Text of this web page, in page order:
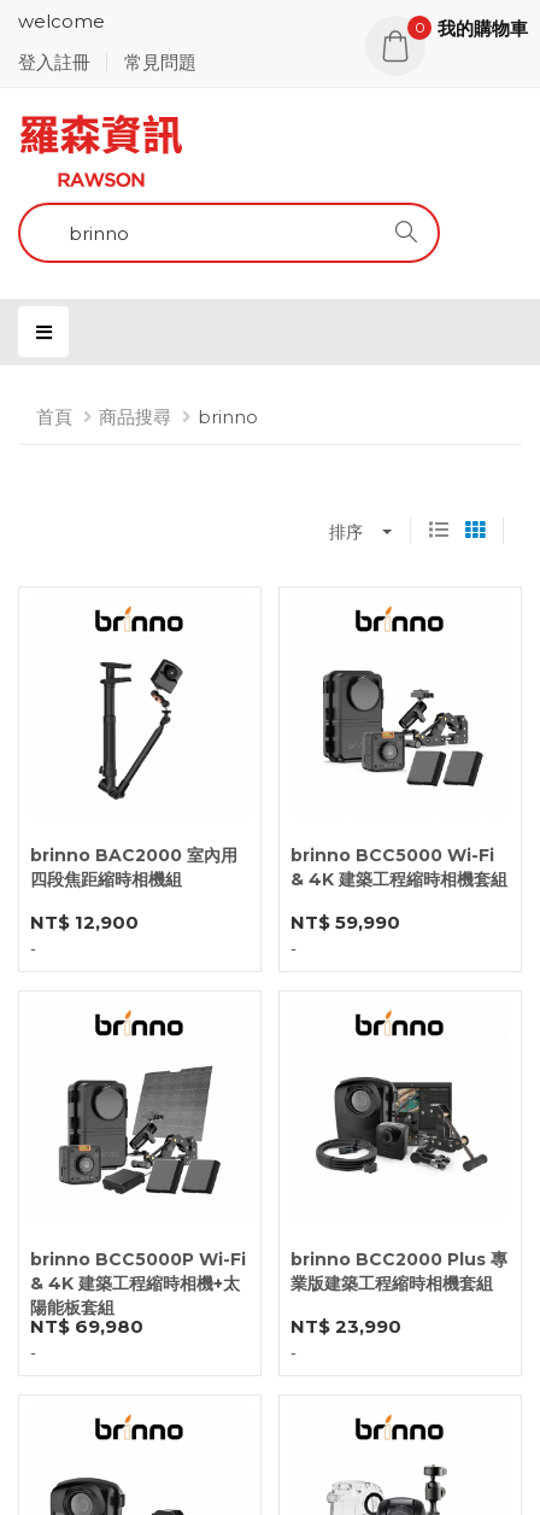
welcome
登入註冊
常見問題
0 我的購物車
首頁 商品搜尋 brinno
排序
brinno BAC2000 室內用
四段焦距縮時相機組
NT$ 12,900
-
brinno BCC5000 Wi-Fi
& 4K 建築工程縮時相機套組
NT$ 59,990
-
brinno BCC5000P Wi-Fi
& 4K 建築工程縮時相機+太
陽能板套組
NT$ 69,980
-
brinno BCC2000 Plus 專
業版建築工程縮時相機套組
NT$ 23,990
-